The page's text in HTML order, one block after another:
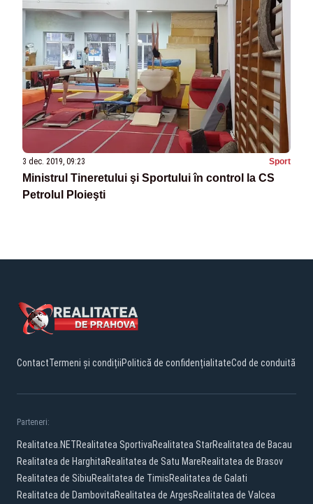
3 dec. 2019, 09:23 Sport
Ministrul Tineretului şi Sportului în control la CS
Petrolul Ploieşti
ContactTermeni și condițiiPolitică de confidențialitateCod de conduită
Parteneri:
Realitatea.NETRealitatea SportivaRealitatea StarRealitatea de Bacau
Realitatea de HarghitaRealitatea de Satu MareRealitatea de Brasov
Realitatea de SibiuRealitatea de TimisRealitatea de Galati
Realitatea de DambovitaRealitatea de ArgesRealitatea de Valcea